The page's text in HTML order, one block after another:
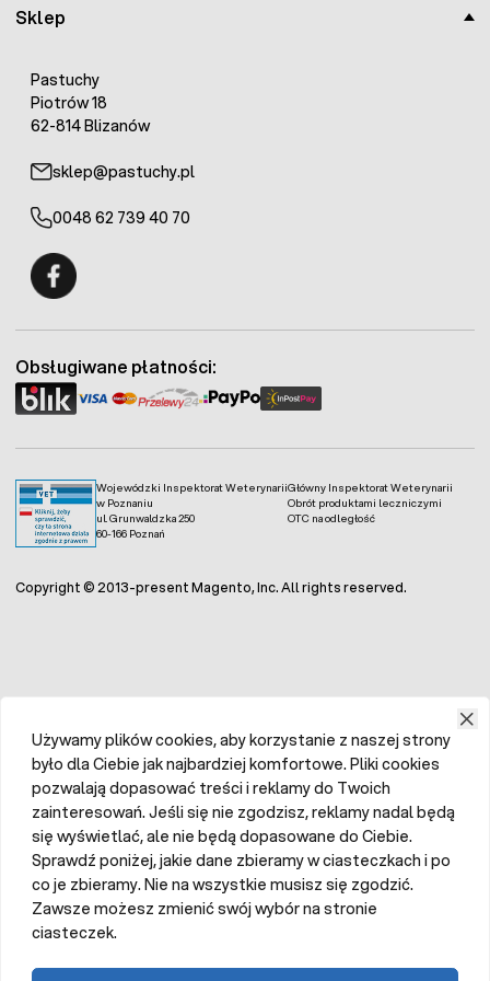
Sklep
Pastuchy
Piotrów 18
62-814 Blizanów
sklep@pastuchy.pl
0048 62 739 40 70
Wojewódzki Inspektorat Weterynarii
w Poznaniu
ul. Grunwaldzka 250
60-166 Poznań
Główny Inspektorat Weterynarii
Obrót produktami leczniczymi
OTC na odległość
Obsługiwane płatności:
Copyright © 2013-present Magento, Inc. All rights reserved.
Używamy plików cookies, aby korzystanie z naszej strony
było dla Ciebie jak najbardziej komfortowe. Pliki cookies
pozwalają dopasować treści i reklamy do Twoich
zainteresowań. Jeśli się nie zgodzisz, reklamy nadal będą
się wyświetlać, ale nie będą dopasowane do Ciebie.
Sprawdź poniżej, jakie dane zbieramy w ciasteczkach i po
co je zbieramy. Nie na wszystkie musisz się zgodzić.
Zawsze możesz zmienić swój wybór na stronie
ciasteczek.